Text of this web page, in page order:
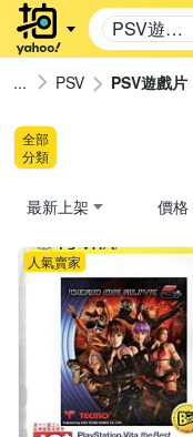
PSV遊戲
片
PSV PSV遊戲片
全部
分類
最新上架 價格
人氣賣家